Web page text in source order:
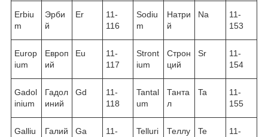
Erbiu
m
Эрби
й
Er
11-
116
Sodiu
m
Натри
й
Na
11-
153
Europ
ium
Европ
ий
Eu
11-
117
Stront
ium
Строн
ций
Sr
11-
154
Gadol
inium
Гадол
иний
Gd
11-
118
Tantal
um
Танта
л
Ta
11-
155
Galliu
Галий Ga
11-
Telluri
Теллу
Te
11-